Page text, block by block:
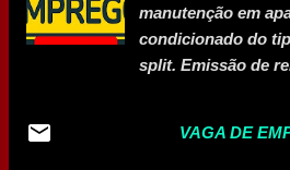
manutenção em
condicionado do
split. Emissão de
VAGA DE